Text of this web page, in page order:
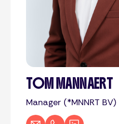
TOM MANNAERT
Manager (*MNNRT BV)